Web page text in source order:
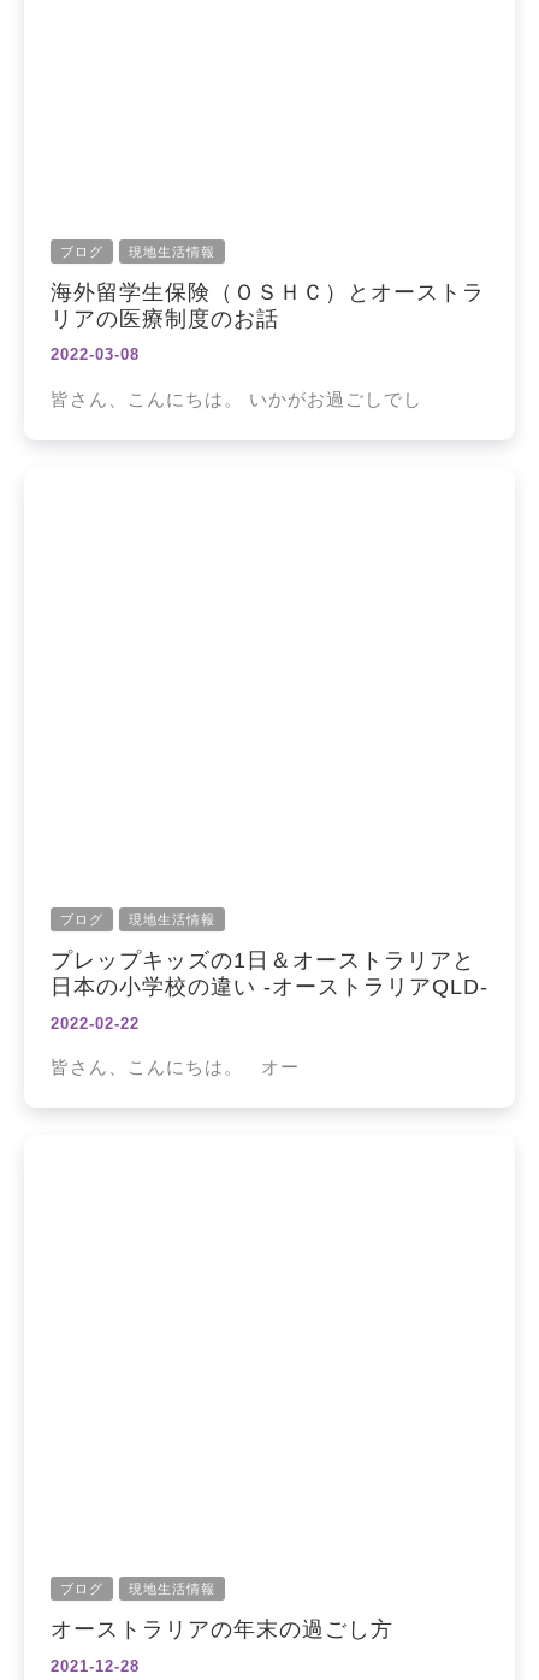
ブログ 現地生活情報
海外留学生保険（ＯＳＨＣ）とオーストラ
リアの医療制度のお話
2022-03-08
皆さん、こんにちは。 いかがお過ごしでし
ブログ 現地生活情報
プレップキッズの1日＆オーストラリアと
日本の小学校の違い -オーストラリアQLD-
2022-02-22
皆さん、こんにちは。 オー
ブログ 現地生活情報
オーストラリアの年末の過ごし方
2021-12-28